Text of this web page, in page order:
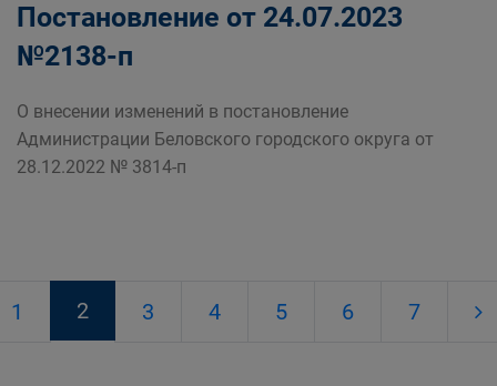
Постановление от 24.07.2023
№2138-п
О внесении изменений в постановление
Администрации Беловского городского округа от
28.12.2022 № 3814-п
1 2 3 4 5 6 7